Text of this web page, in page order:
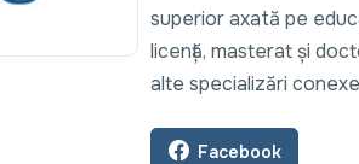
superior axată pe
licență, masterat și
alte specializări
Facebook